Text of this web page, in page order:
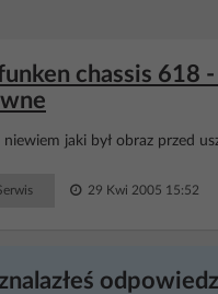
chassis 618
jaki był obraz przed
29 Kwi 2005 15:52